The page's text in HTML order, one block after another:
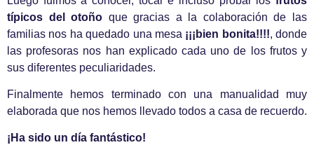
típicos del otoño que gracias a la colaboración de las
familias nos ha quedado una mesa ¡¡¡bien bonita!!!!, donde
las profesoras nos han explicado cada uno de los frutos y
sus diferentes peculiaridades.
Finalmente hemos terminado con una manualidad muy
elaborada que nos hemos llevado todos a casa de recuerdo.
¡Ha sido un día fantástico!